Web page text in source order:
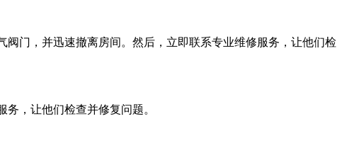
门，并迅速撤离房间。然后，立即联系专业维修服务，让他们检
，让他们检查并修复问题。